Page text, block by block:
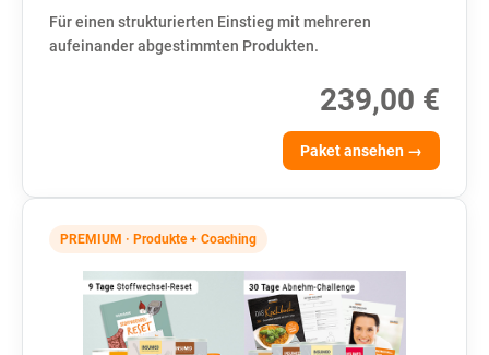
Für einen strukturierten Einstieg mit mehreren
aufeinander abgestimmten Produkten.
239,00 €
Paket ansehen →
PREMIUM · Produkte + Coaching